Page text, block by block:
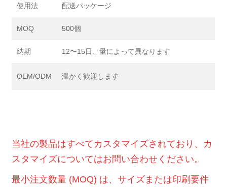
使用法 配送パッケージ
MOQ 500個
納期 12〜15日、量によって異なります
OEM/ODM 温かく歓迎します
当社の製品はすべてカスタマイズされており、カ
スタマイズについてはお問い合わせください。
最小注文数量 (MOQ) は、サイズまたは印刷要件